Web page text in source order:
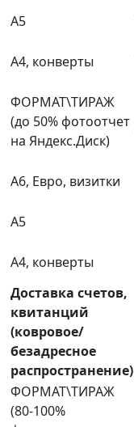
А5
А4, конверты
ФОРМАТ\ТИРАЖ
(до 50% фотоотчет
на Яндекс.Диск)
А6, Евро, визитки
А5
А4, конверты
Доставка счетов,
квитанций
(ковровое/
безадресное
распространение)
ФОРМАТ\ТИРАЖ
(80-100%